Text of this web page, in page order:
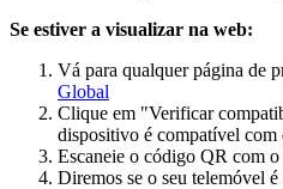
Se estiver a visualizar na web:
Vá para qualquer página de
Global
Clique em "Verificar
dispositivo é compatível com
Escaneie o código QR com o
Diremos se o seu telemóvel